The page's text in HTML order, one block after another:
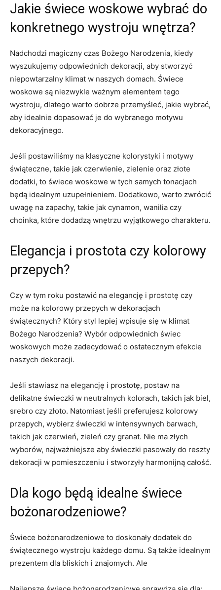
Jakie⁢ świece woskowe wybrać do
konkretnego wystroju wnętrza?
Nadchodzi ⁣magiczny czas Bożego Narodzenia, kiedy
wyszukujemy odpowiednich‍ dekoracji, aby stworzyć
niepowtarzalny⁢ klimat w naszych domach.​ Świece
woskowe‌ są niezwykle ważnym elementem tego
wystroju, dlatego warto dobrze przemyśleć, ‌jakie wybrać,⁤
aby​ idealnie dopasować je⁢ do‍ wybranego motywu
dekoracyjnego.
Jeśli postawiliśmy⁣ na ​klasyczne ⁢kolorystyki i motywy
⁣świąteczne, takie‍ jak czerwienie, zielenie oraz złote
dodatki, ⁣to świece woskowe ‍w tych samych tonacjach
będą idealnym uzupełnieniem. ​Dodatkowo, warto ‍zwrócić
uwagę na zapachy,⁢ takie jak⁣ cynamon, ​wanilia‌ czy
choinka, które dodadzą wnętrzu wyjątkowego​ charakteru.
Elegancja‌ i prostota czy kolorowy
przepych?
Czy w tym ​roku postawić ⁢na elegancję i prostotę czy
może⁣ na kolorowy ‌przepych ⁢w dekoracjach
świątecznych? Który styl ⁣lepiej wpisuje się ⁢w klimat
Bożego Narodzenia? Wybór ‌odpowiednich świec
woskowych ⁣może zadecydować⁣ o ostatecznym efekcie
naszych ⁣dekoracji.
Jeśli stawiasz‍ na elegancję i‌ prostotę, postaw na
delikatne świeczki⁣ w neutralnych kolorach,‌ takich jak biel,
srebro‌ czy ‍złoto. Natomiast jeśli preferujesz kolorowy⁤
przepych, wybierz ⁣świeczki w‌ intensywnych barwach,
takich ⁢jak czerwień, zieleń czy granat. Nie ma złych
wyborów, najważniejsze‍ aby świeczki pasowały do reszty
dekoracji ‌w pomieszczeniu i ​stworzyły ​harmonijną całość.
Dla kogo⁢ będą idealne świece
bożonarodzeniowe?
Świece bożonarodzeniowe⁣ to⁤ doskonały dodatek do
świątecznego wystroju⁤ każdego domu. ‍Są także ​idealnym
prezentem‍ dla⁤ bliskich i ‍znajomych. Ale⁢